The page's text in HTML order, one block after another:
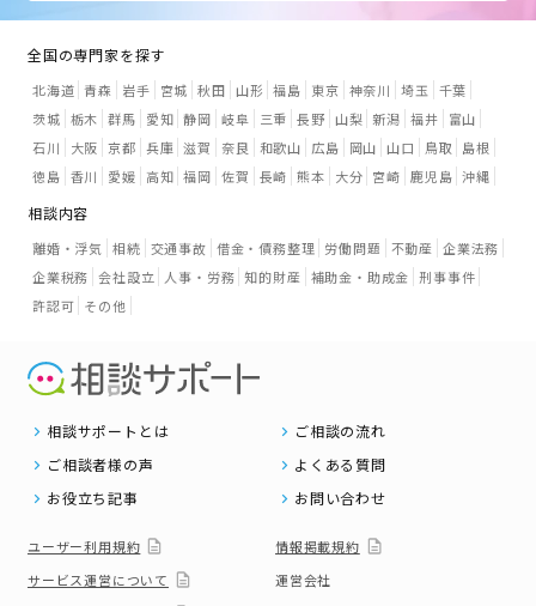
全国の専門家を探す
北海道 青森 岩手 宮城 秋田 山形 福島 東京 神奈川 埼玉
千葉
茨城 栃木 群馬 愛知 静岡 岐阜 三重 長野 山梨 新潟 福井
富山
石川
大阪 京都 兵庫 滋賀 奈良 和歌山 広島 岡山 山口 鳥取
島根
徳島 香川 愛媛 高知 福岡 佐賀 長崎 熊本 大分 宮崎 鹿児島 沖縄
相談内容
離婚・浮気 相続 交通事故 借金・債務整理 労働問題 不動産 企業法務
企業税務 会社設立 人事・労務 知的財産 補助金・助成金 刑事事件
許認可 その他
相談サポートとは
ご相談の流れ
ご相談者様の声
よくある質問
お役立ち記事
お問い合わせ
ユーザー利用規約
情報掲載規約
サービス運営について
運営会社